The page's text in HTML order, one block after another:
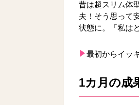
昔は超スリム体
夫！そう思って
状態に。「私は
最初からイッ
1カ月の成